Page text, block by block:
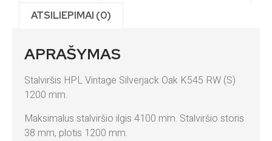
ATSILIEPIMAI (0)
APRAŠYMAS
Stalviršis HPL Vintage Silverjack Oak K545 RW (S)
1200 mm.
Maksimalus stalviršio ilgis 4100 mm. Stalviršio storis
38 mm, plotis 1200 mm.